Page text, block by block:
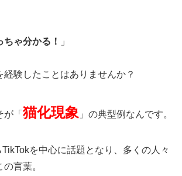
ゃ分かる！ 」
経験したことはありませんか？
「 猫化現象 」の典型例なんです。
を中心に話題となり、多くの人々
言葉。